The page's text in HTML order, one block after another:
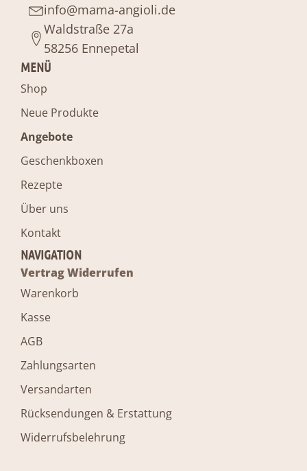
info@mama-angioli.de
Waldstraße 27a
58256 Ennepetal
MENÜ
Shop
Neue Produkte
Angebote
Geschenkboxen
Rezepte
Über uns
Kontakt
NAVIGATION
Vertrag Widerrufen
Warenkorb
Kasse
AGB
Zahlungsarten
Versandarten
Rücksendungen & Erstattung
Widerrufsbelehrung